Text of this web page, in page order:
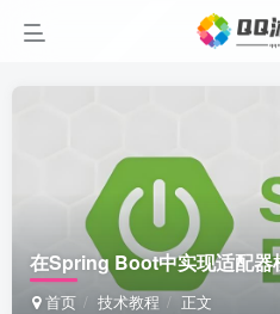
在Spring Boot中实现适配器
首页 技术教程 正文